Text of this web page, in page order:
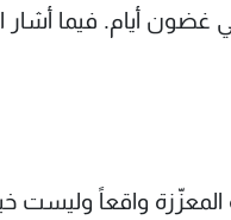
غضون أيام. فيما أشار
المعزّزة واقعاً وليست